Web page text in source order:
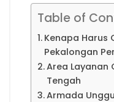
Table of
Kenapa
Pekalongan
Area
Tengah
Armada